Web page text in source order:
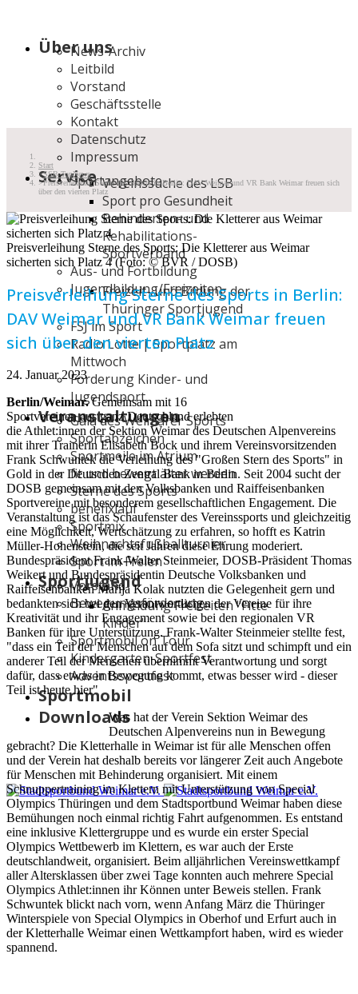
Über uns
News-Archiv
Leitbild
Vorstand
Geschäftsstelle
Kontakt
Datenschutz
Impressum
ServiceSportangebote
Vereinssuche des LSB
Sport pro Gesundheit
Behinderten- und
Rehabilitations-
Sportverband
Aus- und Fortbildung
Jugendbildung/Freizeiten
Freizeit- und Bildung der
Thüringer Sportjugend
FSJ im Sport
Radio Lotte | Sportplatz am
Mittwoch
Förderung Kinder- und
Jugendsport
Veranstaltungen
Gala des Weimarer Sports
Sportabzeichen
Sportmeile im Atrium
fit und bewegt älter werden
Sterne des Sports
benefixlauf
Sportmix
Weihnachtsfußballturnier
Sport im Freien
Sportjugend
Vorstand
Bewegungsförderung
Anmeldung Freizeiten "Fitte
Kinder"
Sportmobil on Tour
Kindergarten-Sportfest
Adventssportfest
Sportmobil
Downloads
Start
SSB TopNews
Preisverleihung Sterne des Sports in Berlin: DAV Weimar und VR Bank Weimar freuen sich
über den vierten Platz
Preisverleihung Sterne des Sports: Die Kletterer aus Weimar
sicherten sich Platz 4 (Foto: © BVR / DOSB)
Preisverleihung Sterne des Sports in Berlin:
DAV Weimar und VR Bank Weimar freuen
sich über den vierten Platz
24. Januar 2023
Berlin/Weimar.Gemeinsam mit 16
Sportvereinen aus ganz Deutschland erlebten
die Athlet:innen der Sektion Weimar des Deutschen Alpenvereins
mit ihrer Trainerin Elisabeth Bock und ihrem Vereinsvorsitzenden
Frank Schwuntek die Verleihung des "Großen Stern des Sports" in
Gold in der Deutschen Zentral Bank in Berlin. Seit 2004 sucht der
DOSB gemeinsam mit den Volksbanken und Raiffeisenbanken
Sportvereine mit besonderem gesellschaftlichen Engagement. Die
Veranstaltung ist das Schaufenster des Vereinssports und gleichzeitig
eine Möglichkeit, Wertschätzung zu erfahren, so hofft es Katrin
Müller-Hohenstein, die seit Jahren diese Ehrung moderiert.
Bundespräsident Frank-Walter Steinmeier, DOSB-Präsident Thomas
Weikert und Bundespräsidentin Deutsche Volksbanken und
Raiffeisenbanken Marija Kolak nutzten die Gelegenheit gern und
bedankten sich bei den Verantwortlichen der Vereine für ihre
Kreativität und ihr Engagement sowie bei den regionalen VR
Banken für ihre Unterstützung. Frank-Walter Steinmeier stellte fest,
"dass ein Teil der Menschen auf dem Sofa sitzt und schimpft und ein
anderer Teil der Menschen übernimmt Verantwortung und sorgt
dafür, dass etwas in Bewegung kommt, etwas besser wird - dieser
Teil ist heute hier"
Was hat der Verein Sektion Weimar des
Deutschen Alpenvereins nun in Bewegung
gebracht? Die Kletterhalle in Weimar ist für alle Menschen offen
und der Verein hat deshalb bereits vor längerer Zeit auch Angebote
für Menschen mit Behinderung organisiert. Mit einem
Schnuppertraining im Klettern mit Unterstützung von Special
Olympics Thüringen und dem Stadtsportbund Weimar haben diese
Bemühungen noch einmal richtig Fahrt aufgenommen. Es entstand
eine inklusive Klettergruppe und es wurde ein erster Special
Olympics Wettbewerb im Klettern, es war auch der Erste
deutschlandweit, organisiert. Beim alljährlichen Vereinswettkampf
aller Altersklassen über zwei Tage konnten auch mehrere Special
Olympics Athlet:innen ihr Können unter Beweis stellen. Frank
Schwuntek blickt nach vorn, wenn Anfang März die Thüringer
Winterspiele von Special Olympics in Oberhof und Erfurt auch in
der Kletterhalle Weimar einen Wettkampfort haben, wird es wieder
spannend.